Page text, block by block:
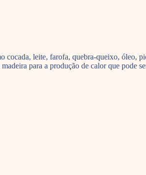
cocada, leite, farofa, quebra-queixo, óleo,
para a produção de calor que pode